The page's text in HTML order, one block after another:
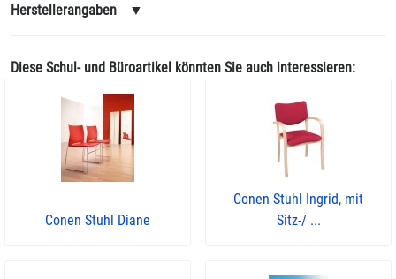
Herstellerangaben ▼
Diese Schul- und Büroartikel könnten Sie auch interessieren:
Conen Stuhl Diane
Conen Stuhl Ingrid, mit
Sitz-/ ...